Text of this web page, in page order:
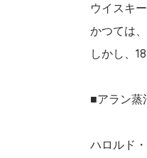
ウイスキ
かつては
しかし、
■アラン蒸
ハロルド